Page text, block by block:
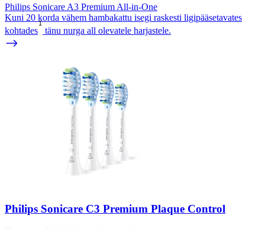
Philips Sonicare A3 Premium All-in-One
Kuni 20 korda vähem hambakattu isegi raskesti ligipääsetavates
kohtades
1
tänu nurga all olevatele harjastele.
Philips Sonicare C3 Premium Plaque Control